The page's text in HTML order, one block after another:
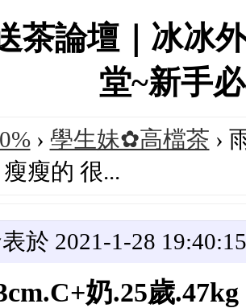
茶論壇｜冰冰
堂~新手
› 學生妹✿高檔茶 ›
瘦的 很...
於 2021-1-28 19:40:15
奶.25歲